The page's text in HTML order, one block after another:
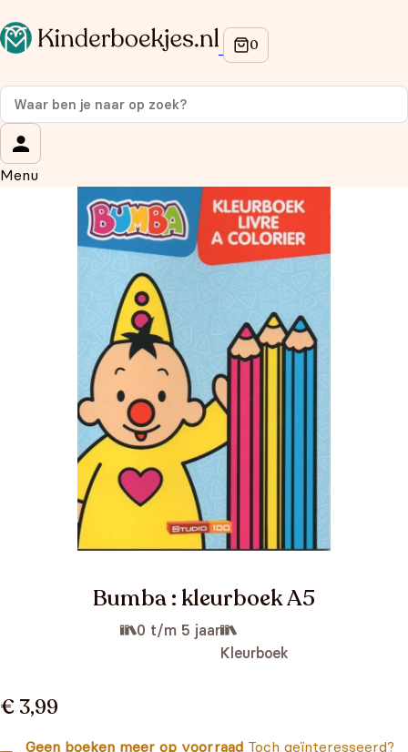
Menu
Bumba : kleurboek A5
0 t/m 5 jaar
Kleurboek
€ 3,99
Geen boeken meer op voorraad Toch geïnteresseerd?
Op de hoogte blijven van onze acties?
Meld je aan voor onze nieuwsbrief en ontvang
korting
Wat is je voornaam?
Wat is je e-mailadres?*
Aanmelden
We gebruiken je gegevens om contact op te nemen, in
overeenstemming met ons
privacybeleid.